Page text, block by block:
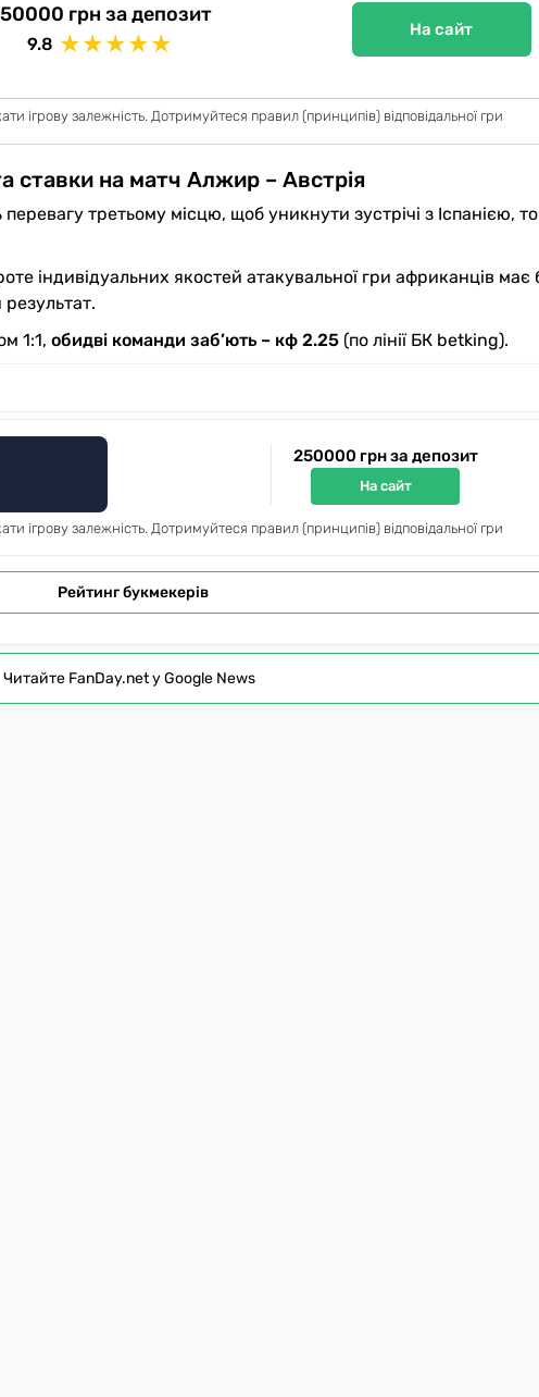
грн за депозит
9.8 ★★★★★ На сайт
ігрову залежність. Дотримуйтеся правил (принципів) відповідальної гри
ставки на матч Алжир – Австрія
третьому місцю, щоб уникнути зустрічі з Іспанією,
індивідуальних якостей атакувальної гри африканців має
1:1, обидві команди заб’ють – кф 2.25 (по лінії БК betking).
250000 грн за депозит
На сайт
ігрову залежність. Дотримуйтеся правил (принципів) відповідальної гри
Рейтинг букмекерів
Читайте FanDay.net у Google News